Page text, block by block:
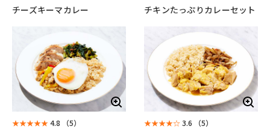
チーズキーマカレー チキンたっぷりカレーセット
★★★★★4.8 （5） ★★★★☆3.6 （5）